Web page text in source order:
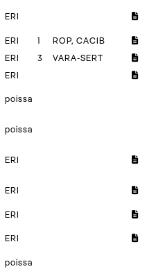
ERI
ERI 1
ROP, CACIB
ERI 3
VARA-SERT
ERI
poissa
poissa
ERI
ERI
ERI
ERI
poissa